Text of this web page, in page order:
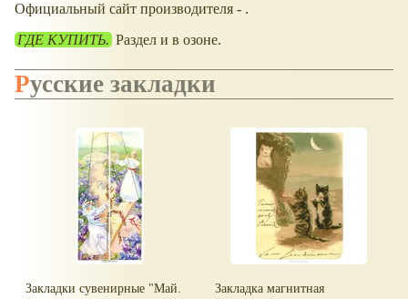
Официальный сайт производителя - .
ГДЕ КУПИТЬ. Раздел и в озоне.
Русские закладки
Закладки сувенирные "Май.
Закладка магнитная